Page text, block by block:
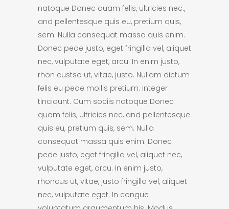
natoque Donec quam felis, ultricies nec.,
and pellentesque quis eu, pretium quis,
sem. Nulla consequat massa quis enim.
Donec pede justo, eget fringilla vel, aliquet
nec, vulputate eget, arcu. In enim justo,
rhon custso ut, vitae, justo. Nullam dictum
felis eu pede mollis pretium. Integer
tincidunt. Cum sociis natoque Donec
quam felis, ultricies nec, and pellentesque
quis eu, pretium quis, sem. Nulla
consequat massa quis enim. Donec
pede justo, eget fringilla vel, aliquet nec,
vulputate eget, arcu. In enim justo,
rhoncus ut, vitae, justo fringilla vel, aliquet
nec, vulputate eget. In congue